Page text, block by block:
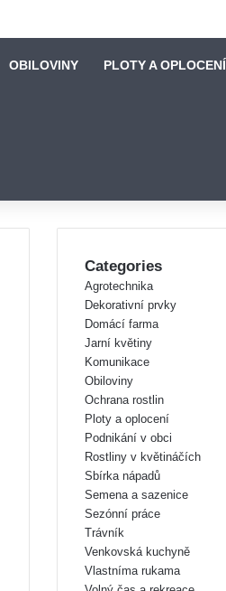
OBILOVINY PLOTY A OPLOCENÍ
Categories
Agrotechnika
Dekorativní prvky
Domácí farma
Jarní květiny
Komunikace
Obiloviny
Ochrana rostlin
Ploty a oplocení
Podnikání v obci
Rostliny v květináčích
Sbírka nápadů
Semena a sazenice
Sezónní práce
Trávník
Venkovská kuchyně
Vlastníma rukama